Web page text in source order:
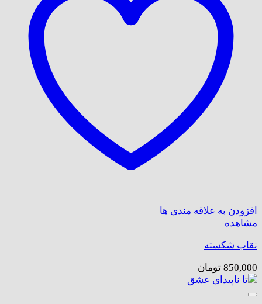
افزودن به علاقه مندی ها
مشاهده
نقاب شکسته
850,000 تومان